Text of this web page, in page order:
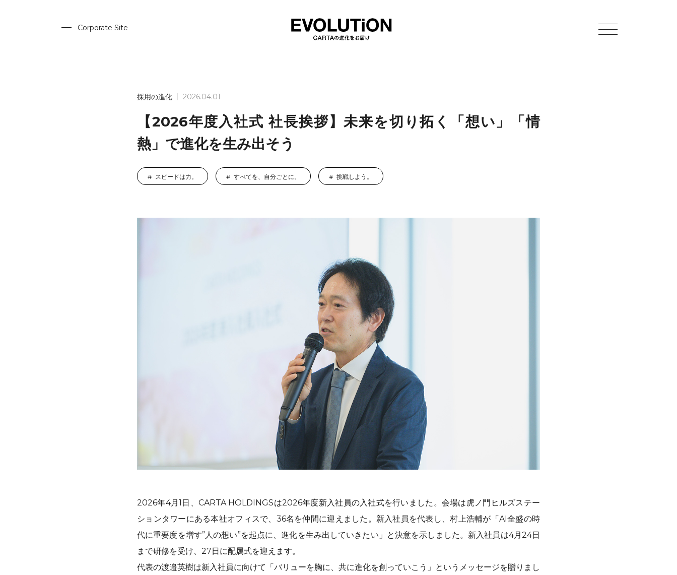
Corporate Site
採用の進化 2026.04.01
【2026年度入社式 社長挨拶】未来を切り拓く「想い」「情
熱」で進化を生み出そう
スピードは力。 すべてを、自分ごとに。 挑戦しよう。
2026年4月1日、CARTA HOLDINGSは2026年度新入社員の入社式を行いました。会場は虎ノ門ヒルズステー
ションタワーにある本社オフィスで、36名を仲間に迎えました。新入社員を代表し、村上浩輔が「AI全盛の時
代に重要度を増す”人の想い”を起点に、進化を生み出していきたい」と決意を示しました。新入社員は4月24日
まで研修を受け、27日に配属式を迎えます。
代表の渡邉英樹は新入社員に向けて「バリューを胸に、共に進化を創っていこう」というメッセージを贈りまし